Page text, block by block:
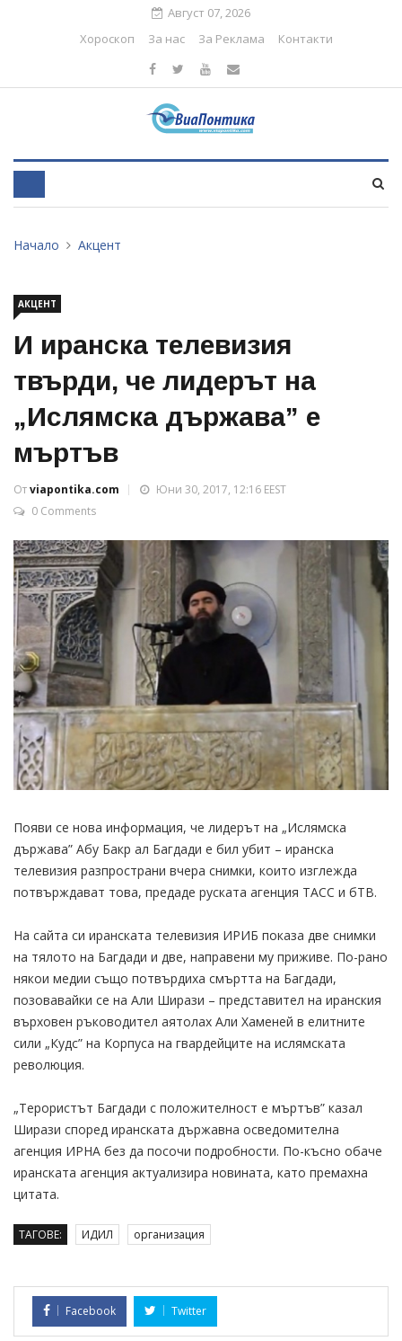
Август 07, 2026
Хороскоп
За нас За Реклама Контакти
Начало Акцент
АКЦЕНТ
И иранска телевизия
твърди, че лидерът на
„Ислямска държава” е
мъртъв
Отviapontika.com
Юни 30, 2017, 12:16 EEST
0 Comments
Появи се нова информация, че лидерът на „Ислямска
държава” Абу Бакр ал Багдади е бил убит – иранска
телевизия разпространи вчера снимки, които изглежда
потвърждават това, предаде руската агенция ТАСС и бТВ.
На сайта си иранската телевизия ИРИБ показа две снимки
на тялото на Багдади и две, направени му приживе. По-рано
някои медии също потвърдиха смъртта на Багдади,
позовавайки се на Али Ширази – представител на иранския
върховен ръководител аятолах Али Хаменей в елитните
сили „Кудс” на Корпуса на гвардейците на ислямската
революция.
„Терористът Багдади с положителност е мъртъв” казал
Ширази според иранската държавна осведомителна
агенция ИРНА без да посочи подробности. По-късно обаче
иранската агенция актуализира новината, като премахна
цитата.
ТАГОВЕ: ИДИЛ организация
Facebook Twitter